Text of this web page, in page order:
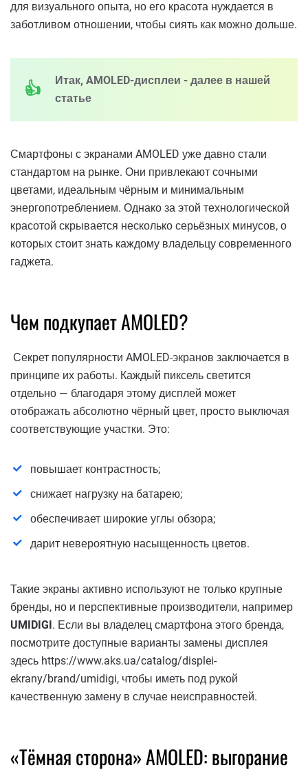
для визуального опыта, но его красота нуждается в
заботливом отношении, чтобы сиять как можно дольше.
Итак, AMOLED-дисплеи - далее в нашей
статье
Смартфоны с экранами AMOLED уже давно стали
стандартом на рынке. Они привлекают сочными
цветами, идеальным чёрным и минимальным
энергопотреблением. Однако за этой технологической
красотой скрывается несколько серьёзных минусов, о
которых стоит знать каждому владельцу современного
гаджета.
Чем подкупает AMOLED?
Секрет популярности AMOLED-экранов заключается в
принципе их работы. Каждый пиксель светится
отдельно — благодаря этому дисплей может
отображать абсолютно чёрный цвет, просто выключая
соответствующие участки. Это:
повышает контрастность;
снижает нагрузку на батарею;
обеспечивает широкие углы обзора;
дарит невероятную насыщенность цветов.
Такие экраны активно используют не только крупные
бренды, но и перспективные производители, например
UMIDIGI . Если вы владелец смартфона этого бренда,
посмотрите доступные варианты замены дисплея
здесь https://www.aks.ua/catalog/displei-
ekrany/brand/umidigi, чтобы иметь под рукой
качественную замену в случае неисправностей.
«Тёмная сторона» AMOLED: выгорание